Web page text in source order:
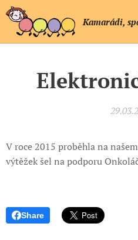
Kamarádi,
V roce 2015 proběhla na
výtěžek šel na podporu
Share